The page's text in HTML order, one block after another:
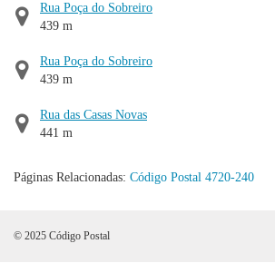
Rua Poça do Sobreiro
439 m
Rua Poça do Sobreiro
439 m
Rua das Casas Novas
441 m
Páginas Relacionadas: Código Postal 4720-240
© 2025 Código Postal